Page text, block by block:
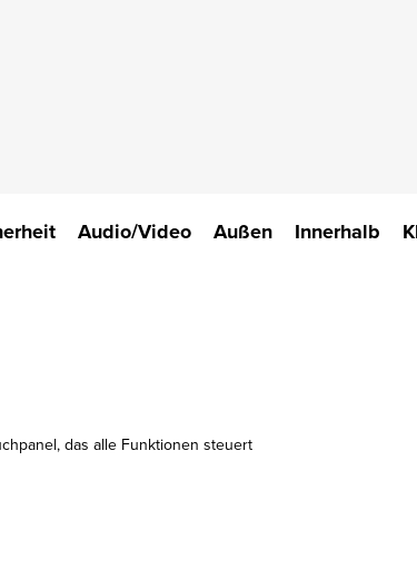
Audio/Video Außen Innerhalb
das alle Funktionen steuert